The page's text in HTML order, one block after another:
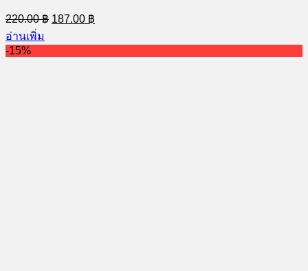
220.00฿ Original
price
220.00 ฿.
187.00 ฿
price
187.00 ฿.
อ่านเพิ่ม
-15%